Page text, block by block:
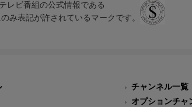
レビ番組の公式情報である
み表記が許されているマークです。
チャンネル一覧
オプションチャ